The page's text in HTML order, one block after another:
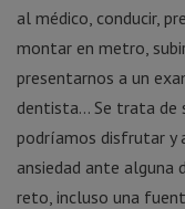
al médico, conducir,
montar en metro,
presentarnos a un
dentista… Se trata de
podríamos disfrutar y
ansiedad ante alguna
reto, incluso una